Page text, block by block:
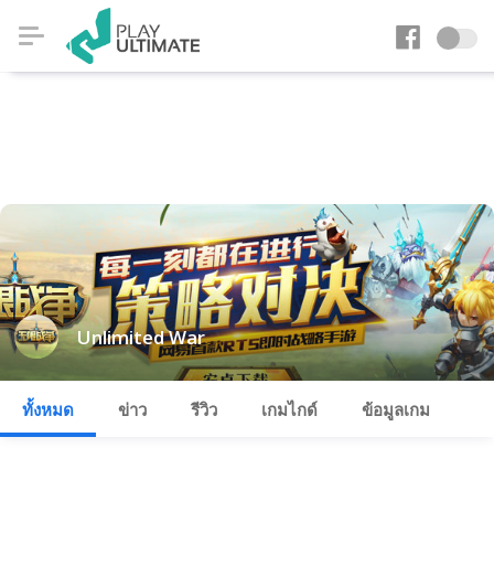
Unlimited War
ทั้งหมด ข่าว รีวิว เกมไกด์ ข้อมูลเกม